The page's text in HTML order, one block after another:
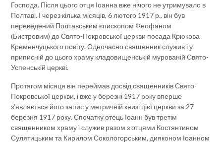
Господа. Після цього отця Іоанна вже нічого не утримувало в
Полтаві. І через кілька місяців, 6 лютого 1917 р., він був
переведений Полтавським єпископом Феофаном
(Бистровим) до Свято-Покровської церкви посада Крюкова
Кременчуцького повіту. Одночасно священник служив і у
приписній до цього храму кладовищенській мурованій Свято-
Успенській церкві.
Протягом місяця він переймав досвід священників Свято-
Покровської церкви, і вже у березні 1917 року вперше
з’являється його запис у метричній книзі цієї церкви за 27
березня 1917 року. Спочатку отець Іоанн був третім
священником храму і служив разом з отцями Костянтином
Сулятицьким та Кирилом Сокологорським, дияконом Іоанном